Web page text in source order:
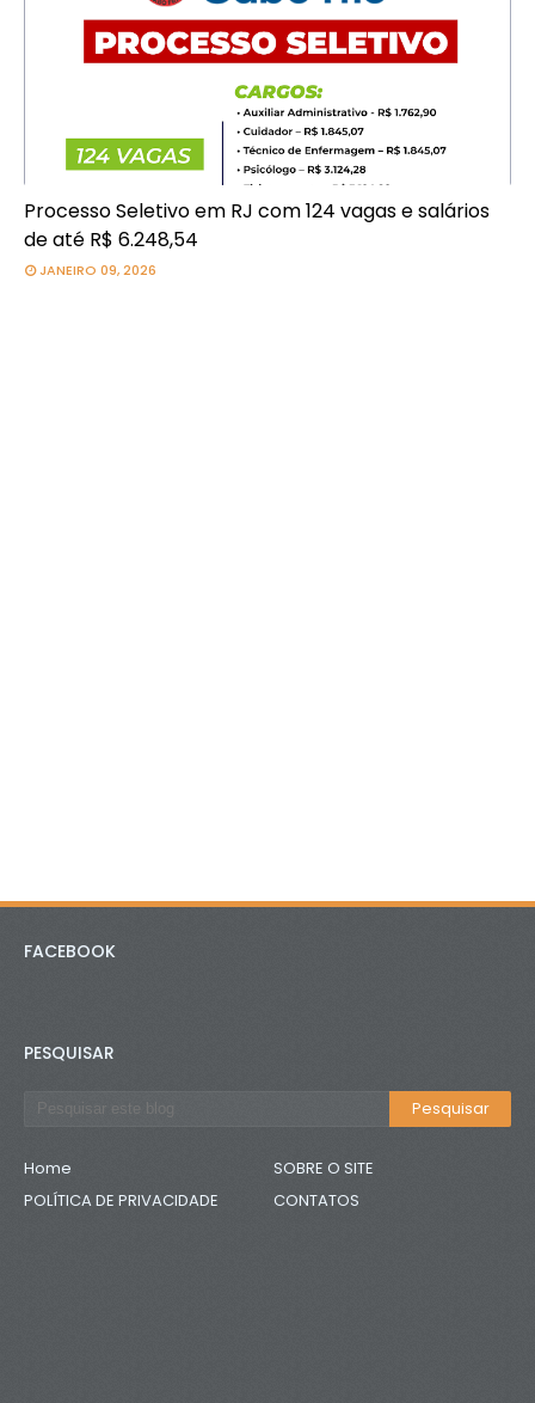
Processo Seletivo em RJ com 124 vagas e salários
de até R$ 6.248,54
JANEIRO 09, 2026
FACEBOOK
PESQUISAR
Home
SOBRE O SITE
POLÍTICA DE PRIVACIDADE
CONTATOS